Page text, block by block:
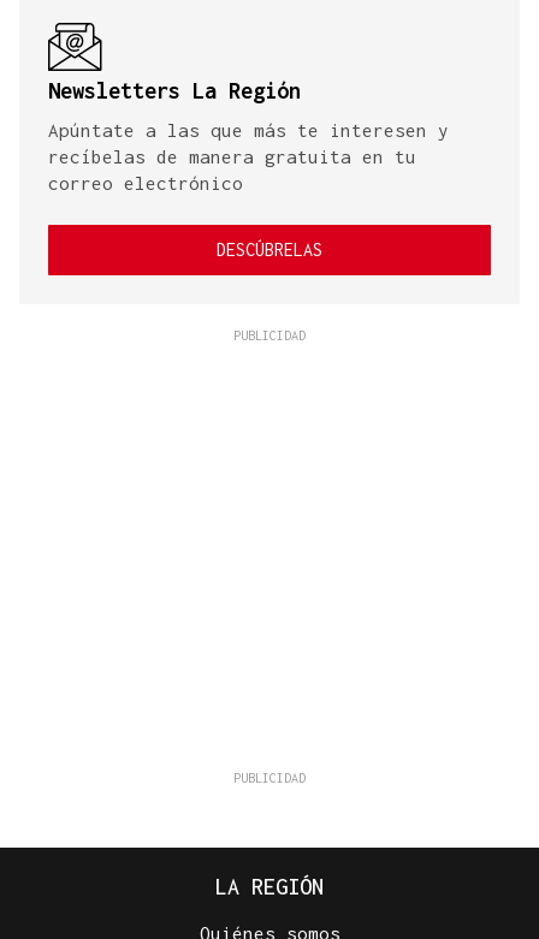
Newsletters La Región
Apúntate a las que más te interesen y
recíbelas de manera gratuita en tu
correo electrónico
DESCÚBRELAS
LA REGIÓN
Quiénes somos